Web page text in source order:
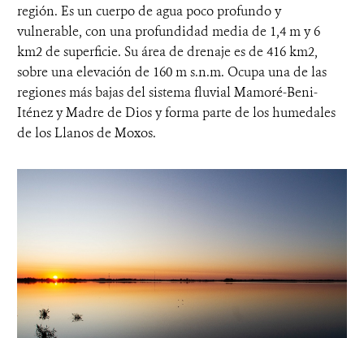
región. Es un cuerpo de agua poco profundo y
vulnerable, con una profundidad media de 1,4 m y 6
km2 de superficie. Su área de drenaje es de 416 km2,
sobre una elevación de 160 m s.n.m. Ocupa una de las
regiones más bajas del sistema fluvial Mamoré-Beni-
Iténez y Madre de Dios y forma parte de los humedales
de los Llanos de Moxos.